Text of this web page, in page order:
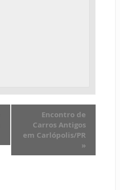
Encontro de
Carros Antigos
em Carlópolis/PR
»